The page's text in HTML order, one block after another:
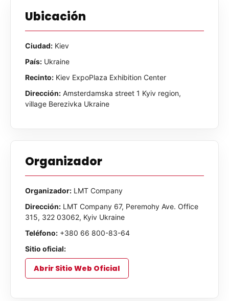
Ubicación
Ciudad: Kiev
País: Ukraine
Recinto: Kiev ExpoPlaza Exhibition Center
Dirección: Amsterdamska street 1 Kyiv region,
village Berezivka Ukraine
Organizador
Organizador: LMT Company
Dirección: LMT Company 67, Peremohy Ave. Office
315, 322 03062, Kyiv Ukraine
Teléfono: +380 66 800-83-64
Sitio oficial:
Abrir Sitio Web Oficial